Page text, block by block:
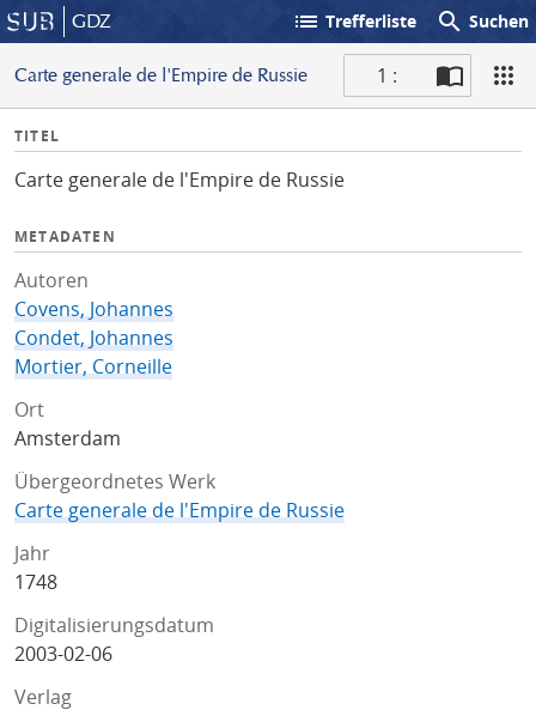
GDZ list Trefferliste search Suchen
Carte generale de l'Empire de Russie 1 :
I
f
TITEL
Carte generale de l'Empire de Russie
METADATEN
Autoren
Covens, Johannes
Condet, Johannes
Mortier, Corneille
Ort
Amsterdam
Übergeordnetes Werk
Carte generale de l'Empire de Russie
Jahr
1748
Digitalisierungsdatum
2003-02-06
Verlag